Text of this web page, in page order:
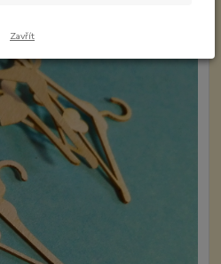
Zavřít